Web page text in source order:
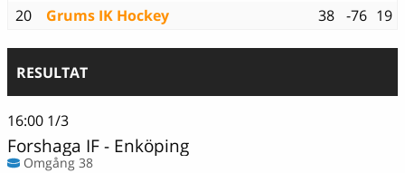
20
Grums IK Hockey 38 -76 19
RESULTAT
16:00 1/3
Forshaga IF- Enköping
Omgång 38